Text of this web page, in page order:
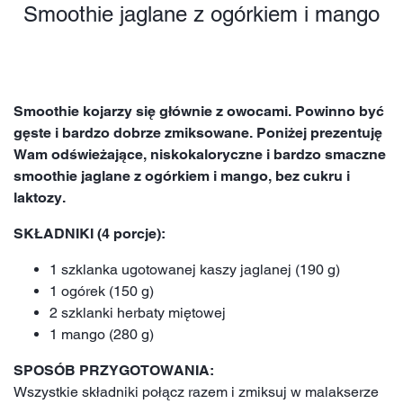
Smoothie jaglane z ogórkiem i mango
Smoothie kojarzy się głównie z owocami. Powinno być
gęste i bardzo dobrze zmiksowane. Poniżej prezentuję
Wam odświeżające, niskokaloryczne i bardzo smaczne
smoothie jaglane z ogórkiem i mango, bez cukru i
laktozy.
SKŁADNIKI (4 porcje):
1 szklanka ugotowanej kaszy jaglanej (190 g)
1 ogórek (150 g)
2 szklanki herbaty miętowej
1 mango (280 g)
SPOSÓB PRZYGOTOWANIA:
Wszystkie składniki połącz razem i zmiksuj w malakserze